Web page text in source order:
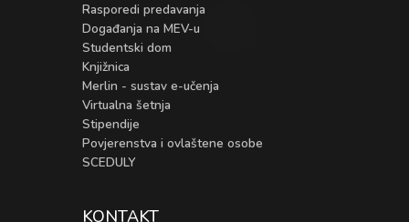
Rasporedi predavanja
Događanja na MEV-u
Studentski dom
Knjižnica
Merlin - sustav e-učenja
Virtualna šetnja
Stipendije
Povjerenstva i ovlaštene osobe
SCEDULY
KONTAKT